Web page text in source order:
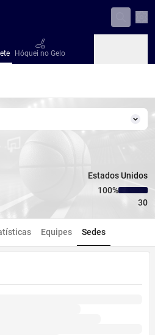
Hóquei no Gelo
Hóquei no Gelo
favoritos
Estados Unidos
100‏%
30
Equipes Sedes